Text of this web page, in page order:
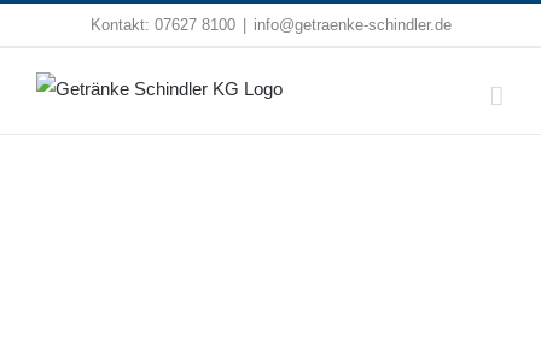
springen
Kontakt: 07627 8100 info@getraenke-schindler.de